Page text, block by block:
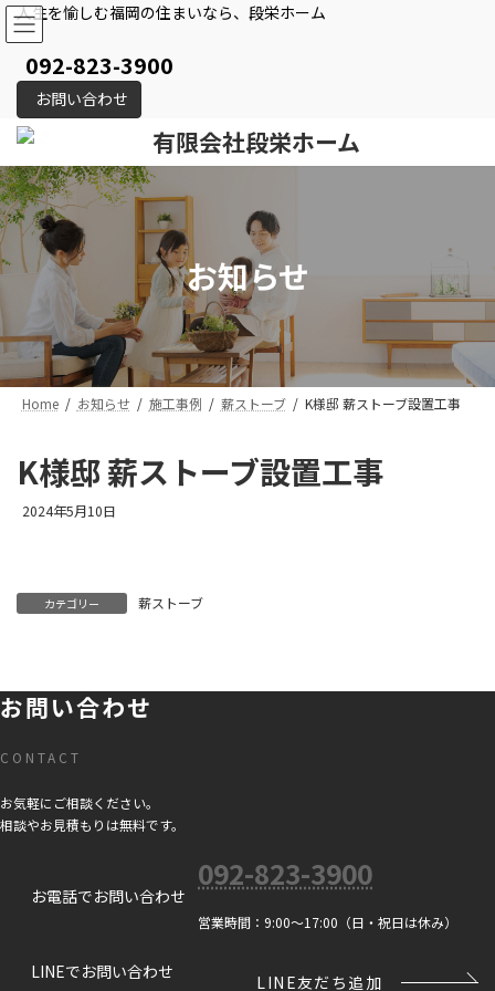
コ
ン
キ
ッ
プ
ナ
ビ
に
移
動
人生を愉しむ福岡の住まいなら、段栄ホーム
092-823-3900
お問い合わせ
お知らせ
Home お知らせ 施工事例 薪ストーブ K様邸 薪ストーブ設置工事
K様邸 薪ストーブ設置工事
2024年5月10日
カテゴリー 薪ストーブ
お問い合わせ
CONTACT
お気軽にご相談ください。
相談やお見積もりは無料です。
お電話でお問い合わせ
092-823-3900
営業時間：9:00～17:00（日・祝日は休み）
LINEでお問い合わせ
LINE友だち追加